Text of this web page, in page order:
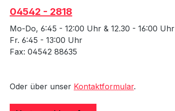
04542 - 2818
Mo-Do, 6:45 - 12:00 Uhr & 12.30 - 16:00 Uhr
Fr. 6:45 - 13:00 Uhr
Fax: 04542 88635
Oder über unser Kontaktformular.